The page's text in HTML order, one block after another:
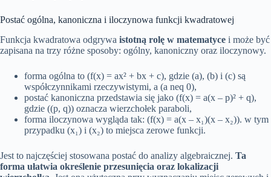
Postać ogólna, kanoniczna i iloczynowa funkcji kwadratowej
Funkcja kwadratowa odgrywa istotną rolę w matematyce i może być
zapisana na trzy różne sposoby: ogólny, kanoniczny oraz iloczynowy.
forma ogólna to (f(x) = ax² + bx + c), gdzie (a), (b) i (c) są
współczynnikami rzeczywistymi, a (a neq 0),
postać kanoniczna przedstawia się jako (f(x) = a(x – p)² + q),
gdzie ((p, q)) oznacza wierzchołek paraboli,
forma iloczynowa wygląda tak: (f(x) = a(x – x₁)(x – x₂)). w tym
przypadku (x₁) i (x₂) to miejsca zerowe funkcji.
Jest to najczęściej stosowana postać do analizy algebraicznej. Ta
forma ułatwia określenie przesunięcia oraz lokalizacji